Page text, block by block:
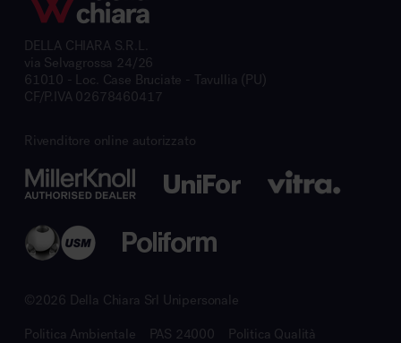
DELLA CHIARA S.R.L.
via Selvagrossa 24/26
61010 - Loc. Case Bruciate - Tavullia (PU)
CF/P.IVA 02678460417
Rivenditore online autorizzato
©2026 Della Chiara Srl Unipersonale
Politica Ambientale PAS 24000
Politica Qualità